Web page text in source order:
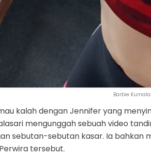
Barbie
kalah dengan Jennifer yang
mengunggah sebuah video
sebutan-sebutan kasar. Ia bahkan
tersebut.